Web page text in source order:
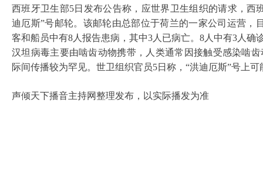
西班牙卫生部5日发布公告称，应世界卫生组织的请求，西
迪厄斯”号邮轮。该邮轮由总部位于荷兰的一家公司运营，
客和船员中有8人报告患病，其中3人已病亡。8人中有3人确
汉坦病毒主要由啮齿动物携带，人类通常因接触受感染啮
际间传播较为罕见。世卫组织官员5日称，“洪迪厄斯”号上
声倾天下播音主持网整理发布，以实际播发为准